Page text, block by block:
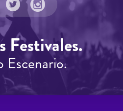
Festivales.
Escenario.